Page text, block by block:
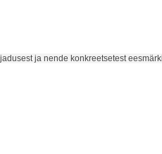
ja nende konkreetsetest